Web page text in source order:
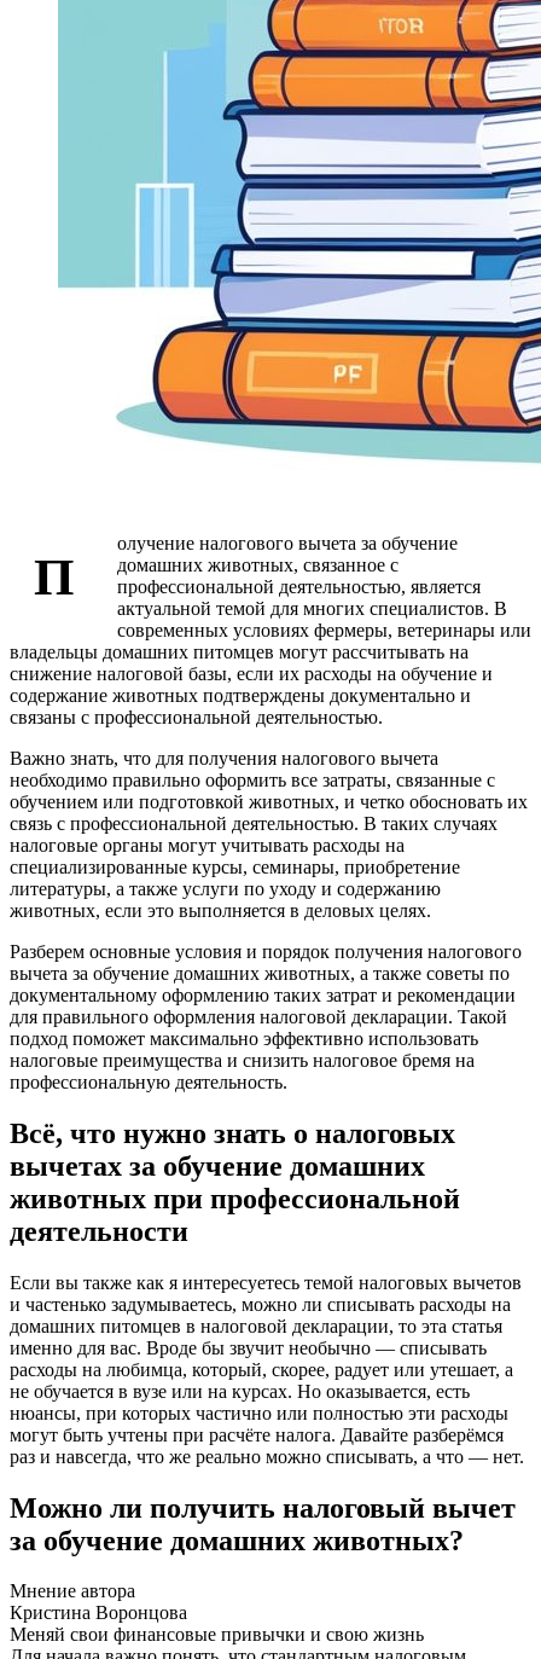
П
олучение налогового вычета за обучение
домашних животных, связанное с
профессиональной деятельностью, является
актуальной темой для многих специалистов. В
современных условиях фермеры, ветеринары или
владельцы домашних питомцев могут рассчитывать на
снижение налоговой базы, если их расходы на обучение и
содержание животных подтверждены документально и
связаны с профессиональной деятельностью.
Важно знать, что для получения налогового вычета
необходимо правильно оформить все затраты, связанные с
обучением или подготовкой животных, и четко обосновать их
связь с профессиональной деятельностью. В таких случаях
налоговые органы могут учитывать расходы на
специализированные курсы, семинары, приобретение
литературы, а также услуги по уходу и содержанию
животных, если это выполняется в деловых целях.
Разберем основные условия и порядок получения налогового
вычета за обучение домашних животных, а также советы по
документальному оформлению таких затрат и рекомендации
для правильного оформления налоговой декларации. Такой
подход поможет максимально эффективно использовать
налоговые преимущества и снизить налоговое бремя на
профессиональную деятельность.
Всё, что нужно знать о налоговых
вычетах за обучение домашних
животных при профессиональной
деятельности
Если вы также как я интересуетесь темой налоговых вычетов
и частенько задумываетесь, можно ли списывать расходы на
домашних питомцев в налоговой декларации, то эта статья
именно для вас. Вроде бы звучит необычно — списывать
расходы на любимца, который, скорее, радует или утешает, а
не обучается в вузе или на курсах. Но оказывается, есть
нюансы, при которых частично или полностью эти расходы
могут быть учтены при расчёте налога. Давайте разберёмся
раз и навсегда, что же реально можно списывать, а что — нет.
Можно ли получить налоговый вычет
за обучение домашних животных?
Мнение автора
Кристина Воронцова
Меняй свои финансовые привычки и свою жизнь